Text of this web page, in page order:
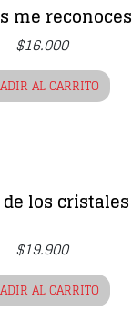
me reconoces
$16.000
AL CARRITO
los cristales
$19.900
AL CARRITO